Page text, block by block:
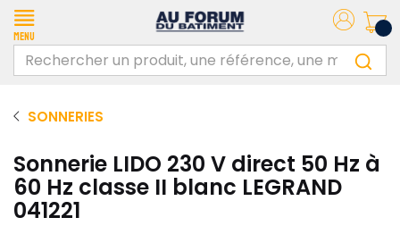
Menu
SONNERIES
Sonnerie LIDO 230 V direct 50 Hz à
60 Hz classe II blanc LEGRAND
041221